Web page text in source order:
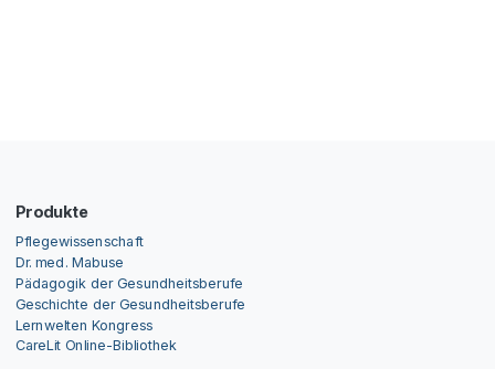
Produkte
Pflegewissenschaft
Dr. med. Mabuse
Pädagogik der Gesundheitsberufe
Geschichte der Gesundheitsberufe
Lernwelten Kongress
CareLit Online-Bibliothek